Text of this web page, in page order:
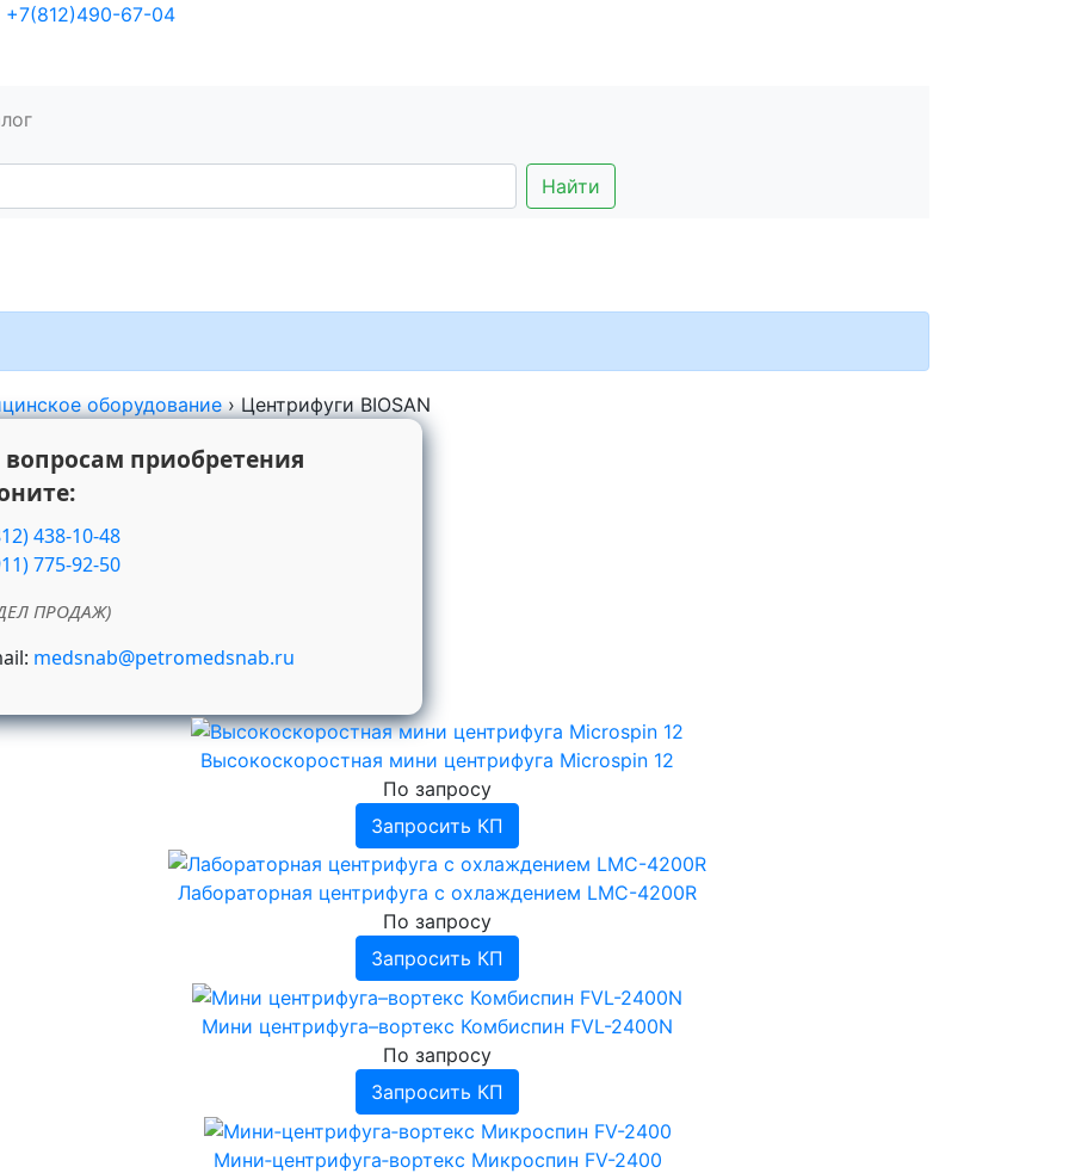
+7(812)490-67-04
Найти
оборудование ›Центрифуги BIOSAN
вопросам приобретения
438-10-48
775-92-50
ПРОДАЖ)
medsnab@petromedsnab.ru
Высокоскоростная мини центрифуга Microspin 12
По запросу
Запросить КП
Лабораторная центрифуга с охлаждением LMC-4200R
По запросу
Запросить КП
Мини центрифуга–вортекс Комбиспин FVL-2400N
По запросу
Запросить КП
Мини‐центрифуга‐вортекс Микроспин FV-2400